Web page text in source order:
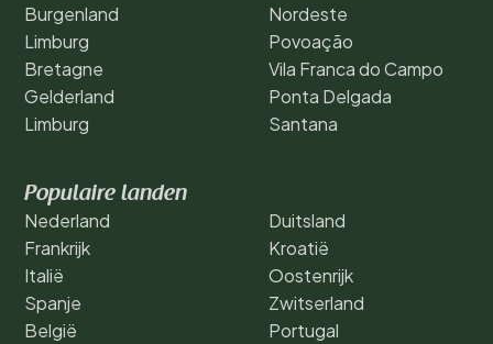
Burgenland
Limburg
Bretagne
Gelderland
Limburg
Nordeste
Povoação
Vila Franca do Campo
Ponta Delgada
Santana
Populaire landen
Nederland
Frankrijk
Italië
Spanje
België
Duitsland
Kroatië
Oostenrijk
Zwitserland
Portugal